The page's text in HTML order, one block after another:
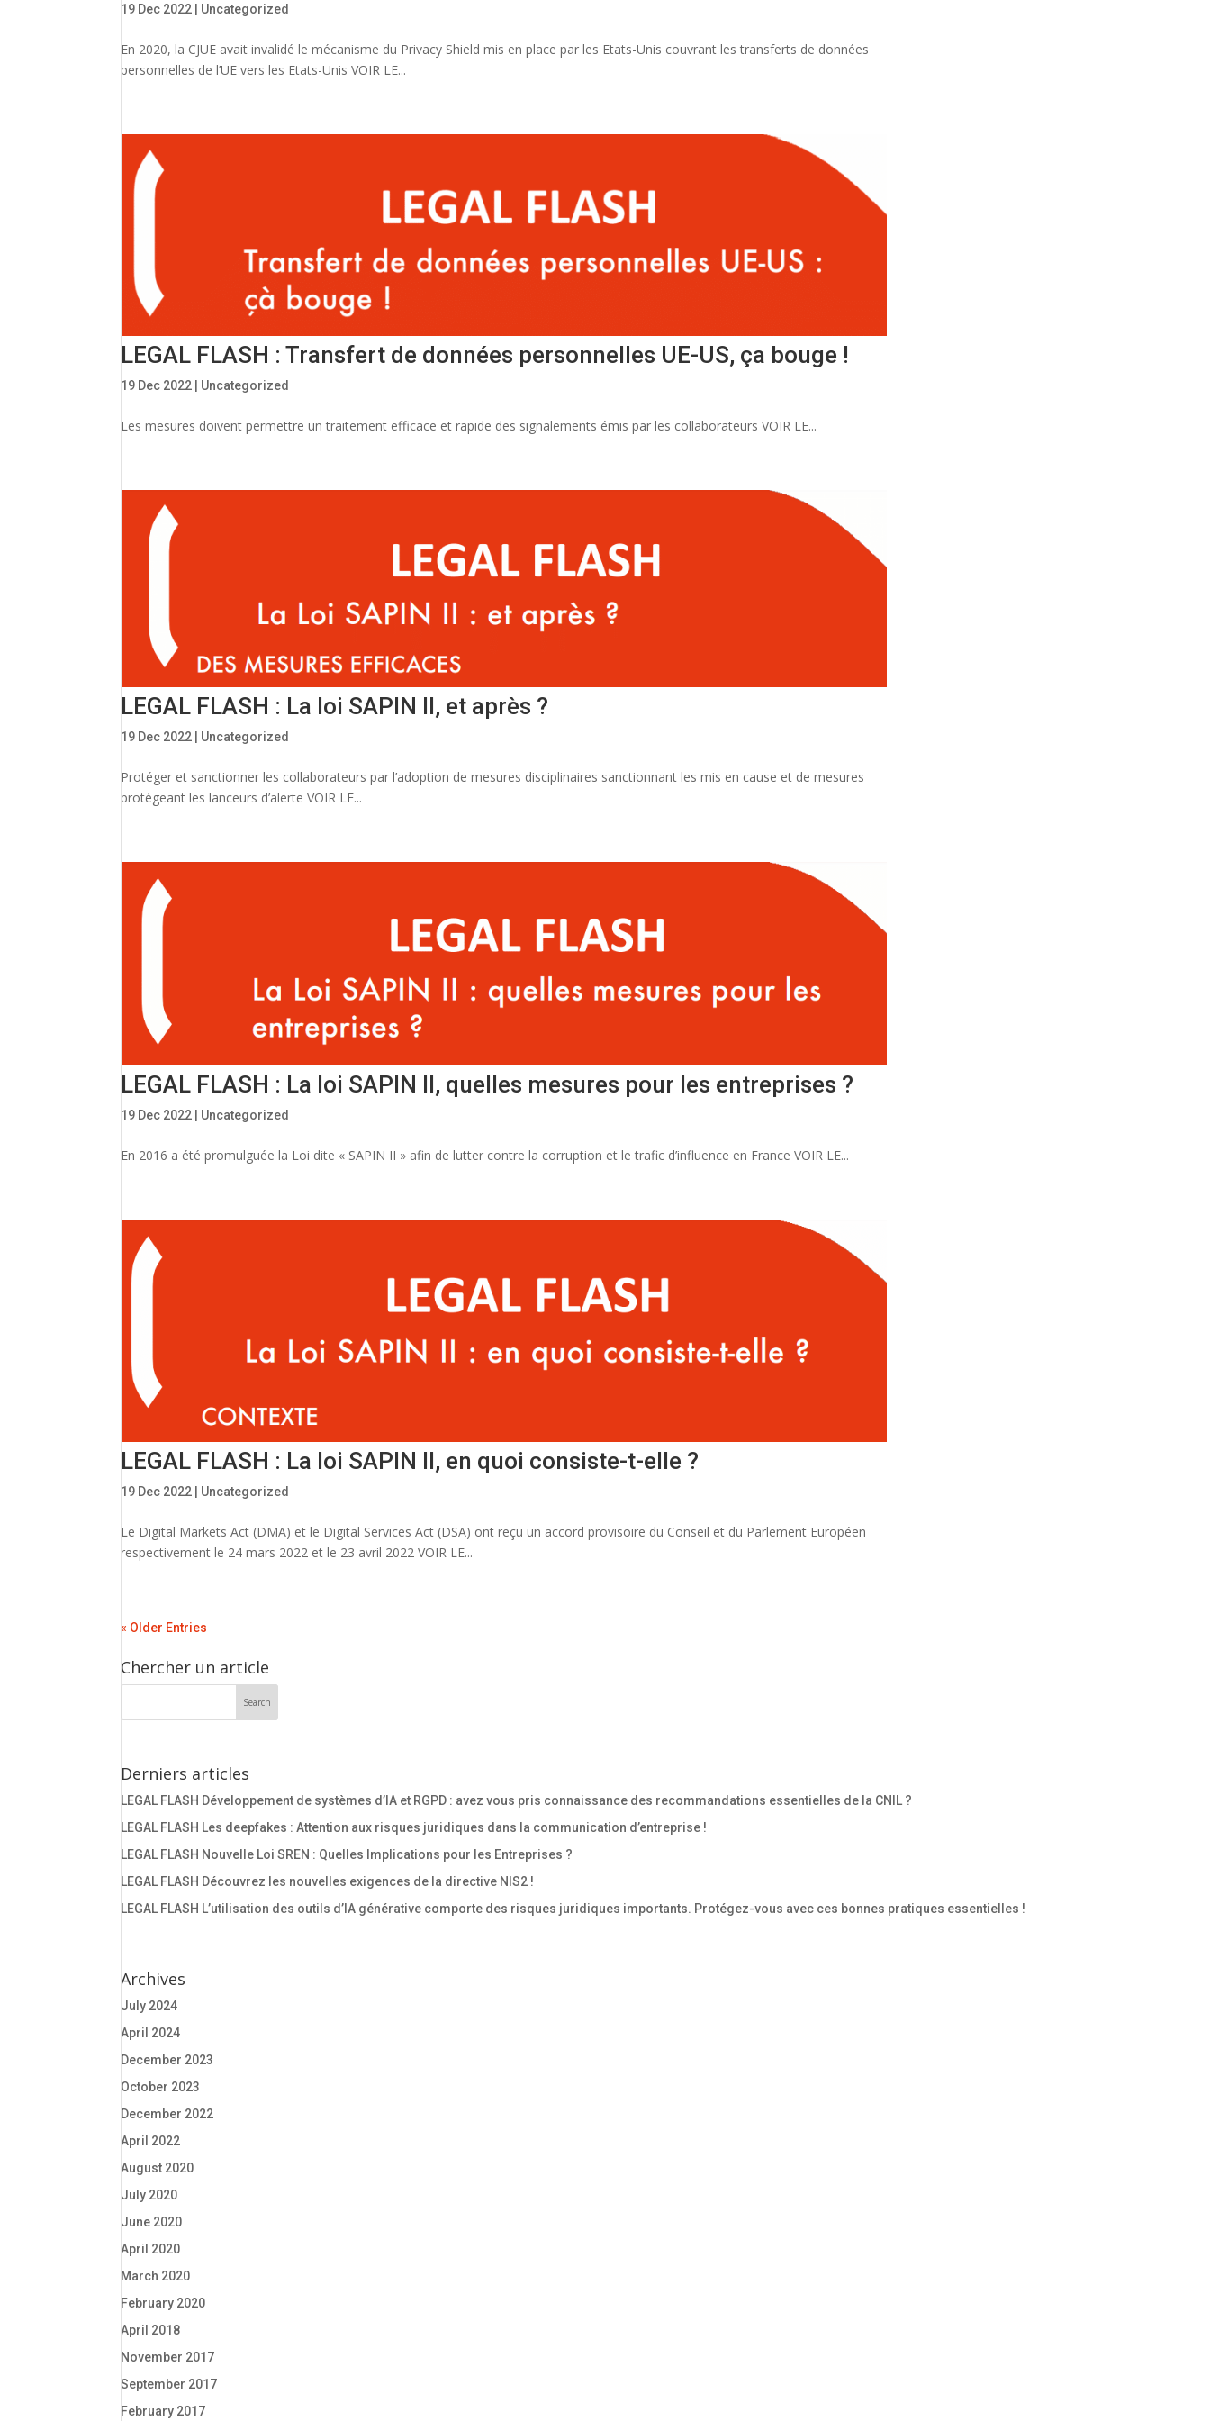
19 Dec 2022 Uncategorized
En 2020, la CJUE avait invalidé le mécanisme du Privacy Shield mis en place par les Etats-Unis couvrant les transferts de données
personnelles de l’UE vers les Etats-Unis VOIR LE...
LEGAL FLASH : Transfert de données personnelles UE-US, ça bouge !
19 Dec 2022 Uncategorized
Les mesures doivent permettre un traitement efficace et rapide des signalements émis par les collaborateurs VOIR LE...
LEGAL FLASH : La loi SAPIN II, et après ?
19 Dec 2022 Uncategorized
Protéger et sanctionner les collaborateurs par l’adoption de mesures disciplinaires sanctionnant les mis en cause et de mesures
protégeant les lanceurs d’alerte VOIR LE...
LEGAL FLASH : La loi SAPIN II, quelles mesures pour les entreprises ?
19 Dec 2022 Uncategorized
En 2016 a été promulguée la Loi dite « SAPIN II » afin de lutter contre la corruption et le trafic d’influence en France VOIR LE...
LEGAL FLASH : La loi SAPIN II, en quoi consiste-t-elle ?
19 Dec 2022 Uncategorized
Le Digital Markets Act (DMA) et le Digital Services Act (DSA) ont reçu un accord provisoire du Conseil et du Parlement Européen
respectivement le 24 mars 2022 et le 23 avril 2022 VOIR LE...
« Older Entries
Chercher un article
Derniers articles
LEGAL FLASH Développement de systèmes d’IA et RGPD : avez vous pris connaissance des recommandations essentielles de la CNIL ?
LEGAL FLASH Les deepfakes : Attention aux risques juridiques dans la communication d’entreprise !
LEGAL FLASH Nouvelle Loi SREN : Quelles Implications pour les Entreprises ?
LEGAL FLASH Découvrez les nouvelles exigences de la directive NIS2 !
LEGAL FLASH L’utilisation des outils d’IA générative comporte des risques juridiques importants. Protégez-vous avec ces bonnes pratiques essentielles !
Archives
July 2024
April 2024
December 2023
October 2023
December 2022
April 2022
August 2020
July 2020
June 2020
April 2020
March 2020
February 2020
April 2018
November 2017
September 2017
February 2017